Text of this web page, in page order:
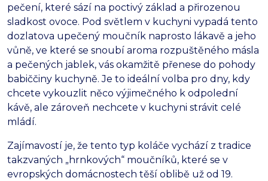
pečení, které sází na poctivý základ a přirozenou
sladkost ovoce. Pod světlem v kuchyni vypadá tento
dozlatova upečený moučník naprosto lákavě a jeho
vůně, ve které se snoubí aroma rozpuštěného másla
a pečených jablek, vás okamžitě přenese do pohody
babiččiny kuchyně. Je to ideální volba pro dny, kdy
chcete vykouzlit něco výjimečného k odpolední
kávě, ale zároveň nechcete v kuchyni strávit celé
mládí.
Zajímavostí je, že tento typ koláče vychází z tradice
takzvaných „hrnkových“ moučníků, které se v
evropských domácnostech těší oblibě už od 19.